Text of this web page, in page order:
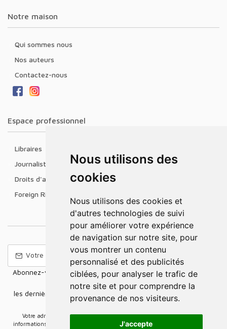
Nous utilisons des
cookies
Nous utilisons des cookies et
d'autres technologies de suivi
pour améliorer votre expérience
de navigation sur notre site, pour
vous montrer un contenu
personnalisé et des publicités
ciblées, pour analyser le trafic de
notre site et pour comprendre la
provenance de nos visiteurs.
J'accepte
Notre maison
Qui sommes nous
Nos auteurs
Contactez-nous
Espace professionnel
Libraires
Journalistes
Droits d'auteur
Foreign Rights
Abonnez-vous à notre Newsletter pour recevoir nos nouvelles
offres,
les dernières nouvelles, des informations sur les ventes et les
promotions.
Votre adresse e-mail sera uniquement utilisée pour vous envoyer des
informations sur les actualités relatives au groupe Elidia. Vous pouvez vous